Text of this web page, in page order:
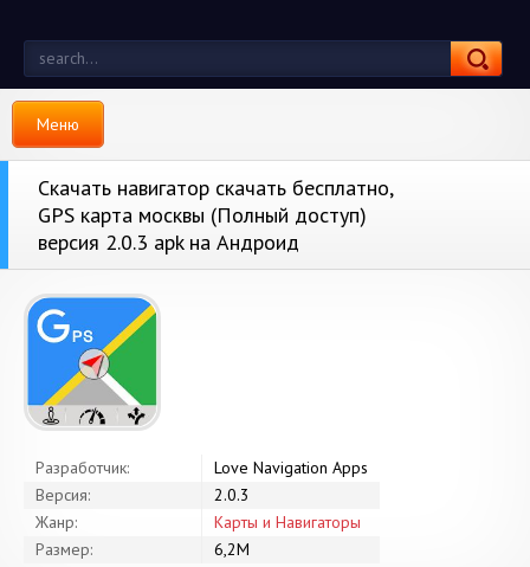
Меню
Скачать навигатор скачать бесплатно,
GPS карта москвы (Полный доступ)
версия 2.0.3 apk на Андроид
Разработчик:
Love Navigation Apps
Версия:
2.0.3
Жанр:
Карты и Навигаторы
Размер:
6,2M